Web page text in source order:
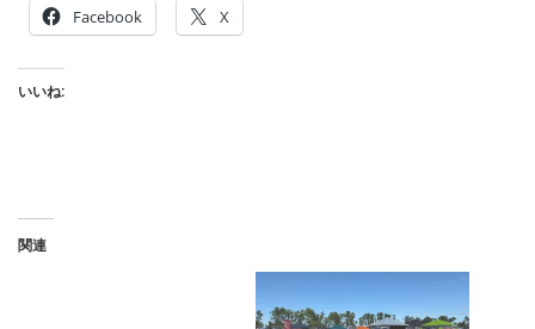
Facebook X
いいね:
関連